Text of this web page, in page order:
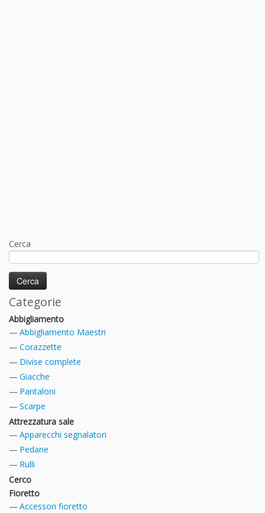
Cerca
Categorie
Abbigliamento
Abbigliamento Maestri
Corazzette
Divise complete
Giacche
Pantaloni
Scarpe
Attrezzatura sale
Apparecchi segnalatori
Pedane
Rulli
Cerco
Fioretto
Accessori fioretto